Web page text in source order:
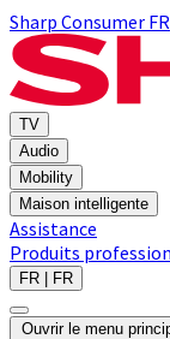
Sharp Consumer FR
TV
Audio
Mobility
Maison intelligente
Assistance
Produits
FR | FR
Ouvrir le menu